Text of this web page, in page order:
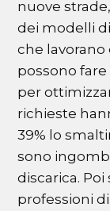
nuove
dei modelli
che lavorano
possono
per
richieste
39% lo
sono
discarica.
professioni